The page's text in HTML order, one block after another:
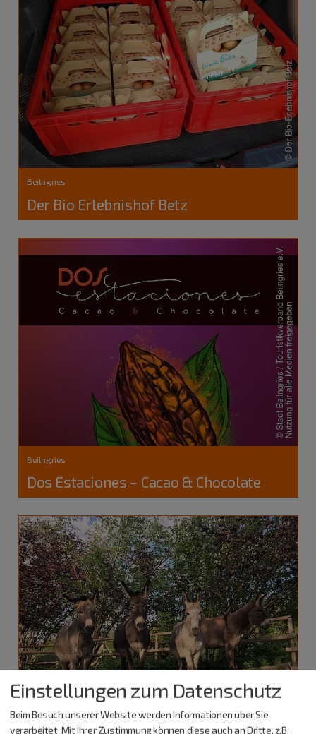
Beilngries
Der Bio Erlebnishof Betz
Beilngries
Dos Estaciones – Cacao & Chocolate
Einstellungen zum Datenschutz
Beim Besuch unserer Website werden Informationen über Sie
verarbeitet. Mit Ihrer Zustimmung können diese auch an Dritte, z.B.